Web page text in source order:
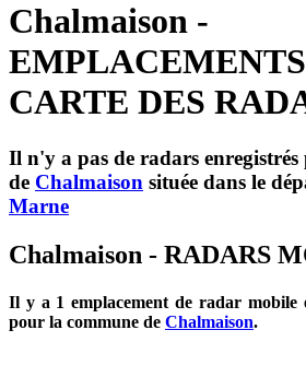
Chalmaison -
CARTE DES
Il n'y a pas de radars
de Chalmaison située dans le
Marne
Chalmaison - RADARS
Il y a 1 emplacement de radar mobile
pour la commune de Chalmaison.